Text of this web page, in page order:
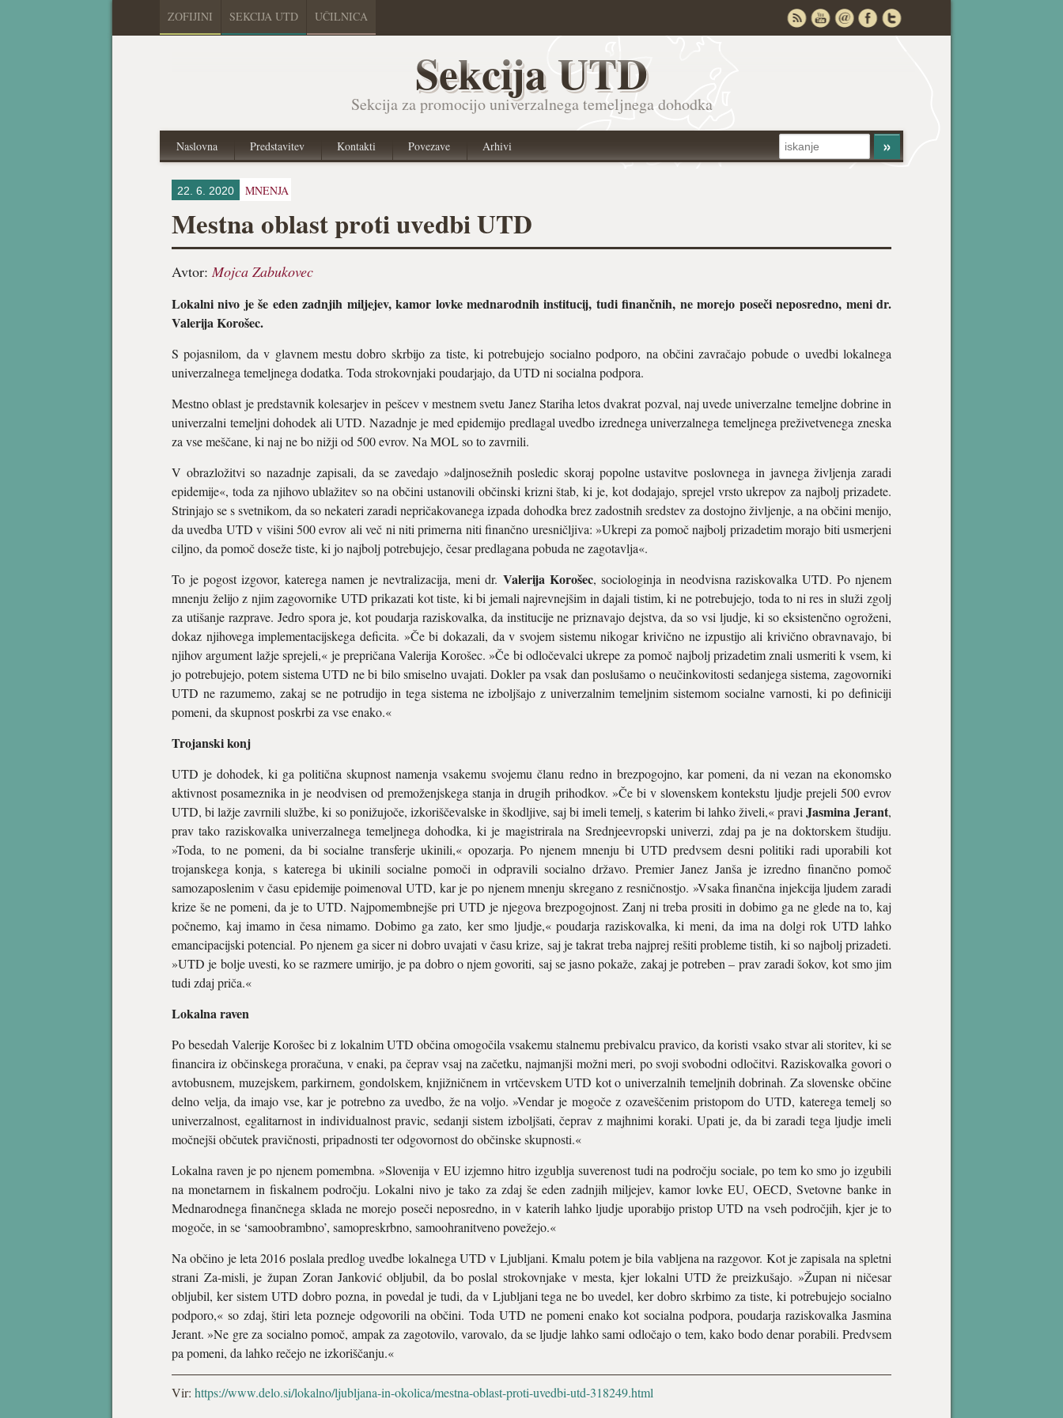
ZOFIJINI SEKCIJA UTD UČILNICA
Sekcija UTD
Sekcija za promocijo univerzalnega temeljnega dohodka
Naslovna Predstavitev Kontakti Povezave Arhivi
22. 6. 2020 MNENJA
Mestna oblast proti uvedbi UTD
Avtor:Mojca Zabukovec
Lokalni nivo je še eden zadnjih miljejev, kamor lovke mednarodnih institucij, tudi finančnih, ne morejo poseči neposredno, meni dr.
Valerija Korošec.
S pojasnilom, da v glavnem mestu dobro skrbijo za tiste, ki potrebujejo socialno podporo, na občini zavračajo pobude o uvedbi lokalnega
univerzalnega temeljnega dodatka. Toda strokovnjaki poudarjajo, da UTD ni socialna podpora.
Mestno oblast je predstavnik kolesarjev in pešcev v mestnem svetu Janez Stariha letos dvakrat pozval, naj uvede univerzalne temeljne dobrine in
univerzalni temeljni dohodek ali UTD. Nazadnje je med epidemijo predlagal uvedbo izrednega univerzalnega temeljnega preživetvenega zneska
za vse meščane, ki naj ne bo nižji od 500 evrov. Na MOL so to zavrnili.
V obrazložitvi so nazadnje zapisali, da se zavedajo »daljnosežnih posledic skoraj popolne ustavitve poslovnega in javnega življenja zaradi
epidemije«, toda za njihovo ublažitev so na občini ustanovili občinski krizni štab, ki je, kot dodajajo, sprejel vrsto ukrepov za najbolj prizadete.
Strinjajo se s svetnikom, da so nekateri zaradi nepričakovanega izpada dohodka brez zadostnih sredstev za dostojno življenje, a na občini menijo,
da uvedba UTD v višini 500 evrov ali več ni niti primerna niti finančno uresničljiva: »Ukrepi za pomoč najbolj prizadetim morajo biti usmerjeni
ciljno, da pomoč doseže tiste, ki jo najbolj potrebujejo, česar predlagana pobuda ne zagotavlja«.
To je pogost izgovor, katerega namen je nevtralizacija, meni dr. Valerija Korošec, sociologinja in neodvisna raziskovalka UTD. Po njenem
mnenju želijo z njim zagovornike UTD prikazati kot tiste, ki bi jemali najrevnejšim in dajali tistim, ki ne potrebujejo, toda to ni res in služi zgolj
za utišanje razprave. Jedro spora je, kot poudarja raziskovalka, da institucije ne priznavajo dejstva, da so vsi ljudje, ki so eksistenčno ogroženi,
dokaz njihovega implementacijskega deficita. »Če bi dokazali, da v svojem sistemu nikogar krivično ne izpustijo ali krivično obravnavajo, bi
njihov argument lažje sprejeli,« je prepričana Valerija Korošec. »Če bi odločevalci ukrepe za pomoč najbolj prizadetim znali usmeriti k vsem, ki
jo potrebujejo, potem sistema UTD ne bi bilo smiselno uvajati. Dokler pa vsak dan poslušamo o neučinkovitosti sedanjega sistema, zagovorniki
UTD ne razumemo, zakaj se ne potrudijo in tega sistema ne izboljšajo z univerzalnim temeljnim sistemom socialne varnosti, ki po definiciji
pomeni, da skupnost poskrbi za vse enako.«
Trojanski konj
UTD je dohodek, ki ga politična skupnost namenja vsakemu svojemu članu redno in brezpogojno, kar pomeni, da ni vezan na ekonomsko
aktivnost posameznika in je neodvisen od premoženjskega stanja in drugih prihodkov. »Če bi v slovenskem kontekstu ljudje prejeli 500 evrov
UTD, bi lažje zavrnili službe, ki so ponižujoče, izkoriščevalske in škodljive, saj bi imeli temelj, s katerim bi lahko živeli,« pravi Jasmina Jerant,
prav tako raziskovalka univerzalnega temeljnega dohodka, ki je magistrirala na Srednjeevropski univerzi, zdaj pa je na doktorskem študiju.
»Toda, to ne pomeni, da bi socialne transferje ukinili,« opozarja. Po njenem mnenju bi UTD predvsem desni politiki radi uporabili kot
trojanskega konja, s katerega bi ukinili socialne pomoči in odpravili socialno državo. Premier Janez Janša je izredno finančno pomoč
samozaposlenim v času epidemije poimenoval UTD, kar je po njenem mnenju skregano z resničnostjo. »Vsaka finančna injekcija ljudem zaradi
krize še ne pomeni, da je to UTD. Najpomembnejše pri UTD je njegova brezpogojnost. Zanj ni treba prositi in dobimo ga ne glede na to, kaj
počnemo, kaj imamo in česa nimamo. Dobimo ga zato, ker smo ljudje,« poudarja raziskovalka, ki meni, da ima na dolgi rok UTD lahko
emancipacijski potencial. Po njenem ga sicer ni dobro uvajati v času krize, saj je takrat treba najprej rešiti probleme tistih, ki so najbolj prizadeti.
»UTD je bolje uvesti, ko se razmere umirijo, je pa dobro o njem govoriti, saj se jasno pokaže, zakaj je potreben – prav zaradi šokov, kot smo jim
tudi zdaj priča.«
Lokalna raven
Po besedah Valerije Korošec bi z lokalnim UTD občina omogočila vsakemu stalnemu prebivalcu pravico, da koristi vsako stvar ali storitev, ki se
financira iz občinskega proračuna, v enaki, pa čeprav vsaj na začetku, najmanjši možni meri, po svoji svobodni odločitvi. Raziskovalka govori o
avtobusnem, muzejskem, parkirnem, gondolskem, knjižničnem in vrtčevskem UTD kot o univerzalnih temeljnih dobrinah. Za slovenske občine
delno velja, da imajo vse, kar je potrebno za uvedbo, že na voljo. »Vendar je mogoče z ozaveščenim pristopom do UTD, katerega temelj so
univerzalnost, egalitarnost in individualnost pravic, sedanji sistem izboljšati, čeprav z majhnimi koraki. Upati je, da bi zaradi tega ljudje imeli
močnejši občutek pravičnosti, pripadnosti ter odgovornost do občinske skupnosti.«
Lokalna raven je po njenem pomembna. »Slovenija v EU izjemno hitro izgublja suverenost tudi na področju sociale, po tem ko smo jo izgubili
na monetarnem in fiskalnem področju. Lokalni nivo je tako za zdaj še eden zadnjih miljejev, kamor lovke EU, OECD, Svetovne banke in
Mednarodnega finančnega sklada ne morejo poseči neposredno, in v katerih lahko ljudje uporabijo pristop UTD na vseh področjih, kjer je to
mogoče, in se ‘samoobrambno’, samopreskrbno, samoohranitveno povežejo.«
Na občino je leta 2016 poslala predlog uvedbe lokalnega UTD v Ljubljani. Kmalu potem je bila vabljena na razgovor. Kot je zapisala na spletni
strani Za-misli, je župan Zoran Janković obljubil, da bo poslal strokovnjake v mesta, kjer lokalni UTD že preizkušajo. »Župan ni ničesar
obljubil, ker sistem UTD dobro pozna, in povedal je tudi, da v Ljubljani tega ne bo uvedel, ker dobro skrbimo za tiste, ki potrebujejo socialno
podporo,« so zdaj, štiri leta pozneje odgovorili na občini. Toda UTD ne pomeni enako kot socialna podpora, poudarja raziskovalka Jasmina
Jerant. »Ne gre za socialno pomoč, ampak za zagotovilo, varovalo, da se ljudje lahko sami odločajo o tem, kako bodo denar porabili. Predvsem
pa pomeni, da lahko rečejo ne izkoriščanju.«
Vir: https://www.delo.si/lokalno/ljubljana-in-okolica/mestna-oblast-proti-uvedbi-utd-318249.html